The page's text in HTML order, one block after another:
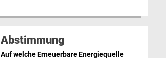
Abstimmung
Auf welche Erneuerbare Energiequelle